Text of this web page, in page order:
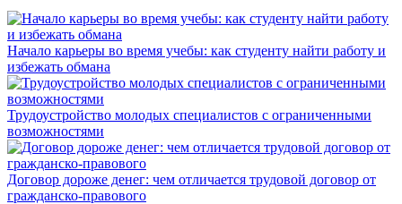
Начало карьеры во время учебы: как студенту найти работу и
избежать обмана
Трудоустройство молодых специалистов с ограниченными
возможностями
Договор дороже денег: чем отличается трудовой договор от
гражданско-правового